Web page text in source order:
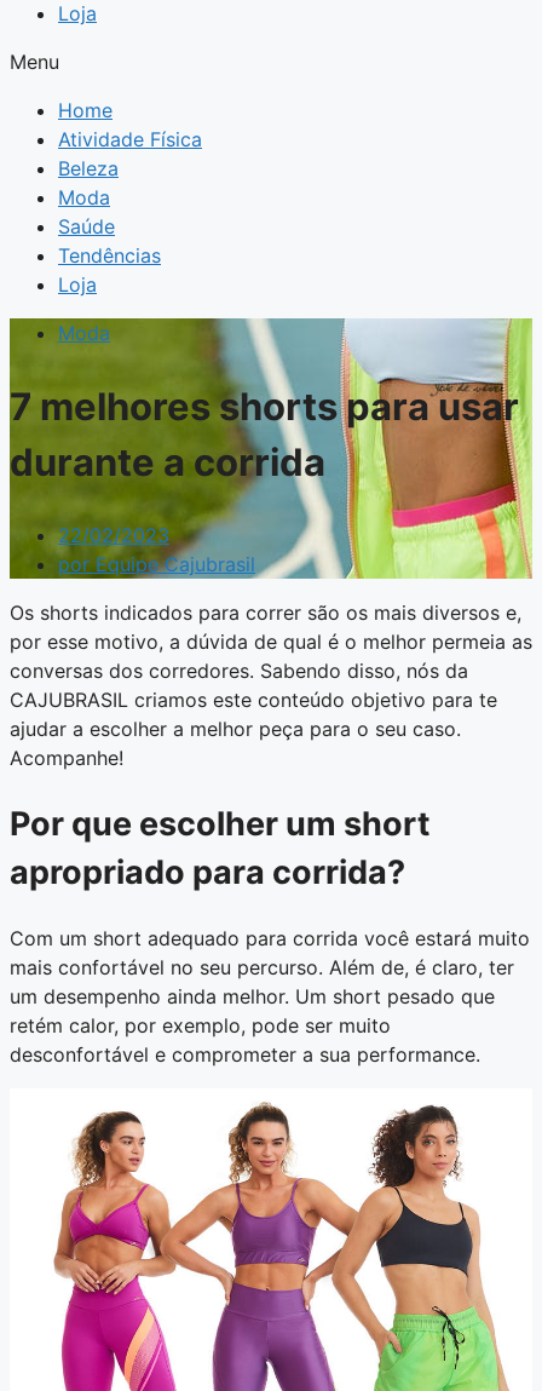
Loja
Menu
Home
Atividade Física
Beleza
Moda
Saúde
Tendências
Loja
Moda
7 melhores shorts para usar
durante a corrida
22/02/2023
por Equipe Cajubrasil
Os shorts indicados para correr são os mais diversos e,
por esse motivo, a dúvida de qual é o melhor permeia as
conversas dos corredores. Sabendo disso, nós da
CAJUBRASIL criamos este conteúdo objetivo para te
ajudar a escolher a melhor peça para o seu caso.
Acompanhe!
Por que escolher um short
apropriado para corrida?
Com um short adequado para corrida você estará muito
mais confortável no seu percurso. Além de, é claro, ter
um desempenho ainda melhor. Um short pesado que
retém calor, por exemplo, pode ser muito
desconfortável e comprometer a sua performance.